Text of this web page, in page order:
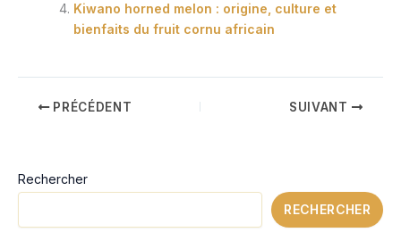
Kiwano horned melon : origine, culture et
bienfaits du fruit cornu africain
PRÉCÉDENT SUIVANT
Rechercher
RECHERCHER